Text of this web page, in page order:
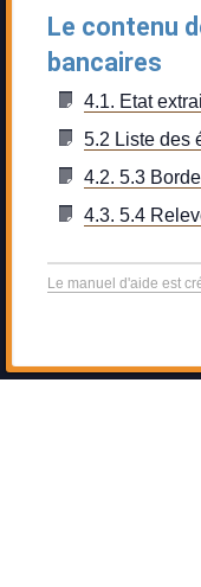
Le contenu
bancaires
4.1. Etat
5.2 Liste des
4.2. 5.3
4.3. 5.4
Le manuel d'aide est